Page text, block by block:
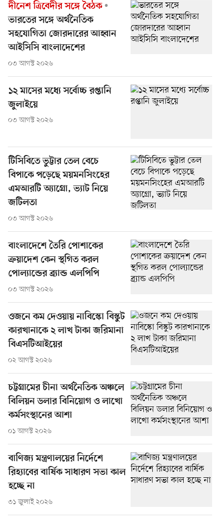
দীনেশ ত্রিবেদীর সঙ্গে বৈঠক
ভারতের সঙ্গে অর্থনৈতিক
সহযোগিতা জোরদারের আহ্বান
আইসিসি বাংলাদেশের
০৩ আগস্ট ২০২৬
১২ মাসের মধ্যে সর্বোচ্চ রপ্তানি
জুলাইয়ে
০৩ আগস্ট ২০২৬
টিসিবিতে ভুট্টার তেল বেচে
বিপাকে পড়েছে ময়মনসিংহের
এমআরটি অ্যাগ্রো, ভ্যাট নিয়ে
জটিলতা
০৩ আগস্ট ২০২৬
বাংলাদেশে তৈরি পোশাকের
ক্রয়াদেশ কেন স্থগিত করল
পোল্যান্ডের ব্র্যান্ড এলপিপি
০৩ আগস্ট ২০২৬
ওজনে কম দেওয়ায় নাবিস্কো বিস্কুট
কারখানাকে ২ লাখ টাকা জরিমানা
বিএসটিআইয়ের
০২ আগস্ট ২০২৬
চট্টগ্রামের চীনা অর্থনৈতিক অঞ্চলে
বিলিয়ন ডলার বিনিয়োগ ও লাখো
কর্মসংস্থানের আশা
০১ আগস্ট ২০২৬
বাণিজ্য মন্ত্রণালয়ের নির্দেশে
রিহ্যাবের বার্ষিক সাধারণ সভা কাল
হচ্ছে না
৩১ জুলাই ২০২৬